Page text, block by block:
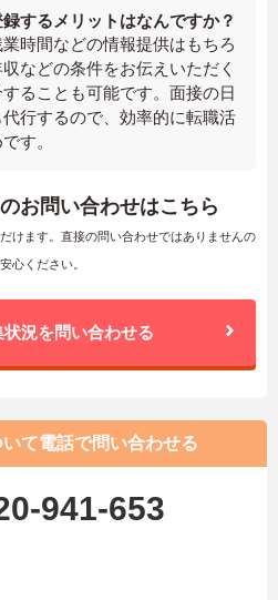
するメリットはなんですか？
時間などの情報提供はもちろ
などの条件をお伝えいただく
ることも可能です。面接の日
行するので、効率的に転職活
す。
お問い合わせはこちら
けます。直接の問い合わせではありませんの
心ください。
況を問い合わせる
て電話で問い合わせる
941-653